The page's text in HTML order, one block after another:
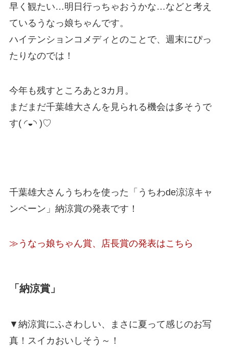
早く観たい…明日行っちゃおうかな…などと考え
ているうなっ娘ちゃんです。
ハイテンションコメディとのことで、週末にぴっ
たりなのでは！
今年も残すところあと3カ月。
まだまだ千葉雄大さんを見られる機会は多そうで
す( ◜◒◝ )♡
千葉雄大さんうちわを使った「うちわde涼涼キャ
ンペーン」納涼賞の発表です！
≫うなっ娘ちゃん賞、店長賞の発表はこちら
「納涼賞」
▼納涼賞にふさわしい、まさに夏って感じのお写
真！スイカおいしそう～！